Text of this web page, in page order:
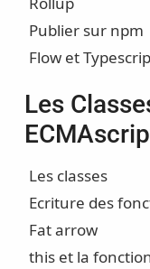
Publier sur npm
Flow et
Les
Les classes
Ecriture des
Fat arrow
this et la